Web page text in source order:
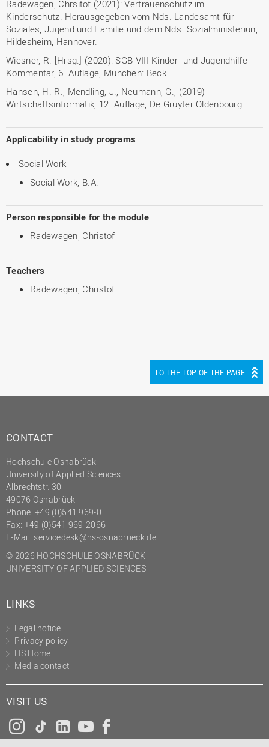
Radewagen, Chrsitof (2021): Vertrauenschutz im
Kinderschutz. Herausgegeben vom Nds. Landesamt für
Soziales, Jugend und Familie und dem Nds. Sozialministeriun,
Hildesheim, Hannover.
Wiesner, R. [Hrsg.] (2020): SGB VIII Kinder- und Jugendhilfe
Kommentar, 6. Auflage, München: Beck
Hansen, H. R., Mendling, J., Neumann, G., (2019)
Wirtschaftsinformatik, 12. Auflage, De Gruyter Oldenbourg
Applicability in study programs
Social Work
Social Work, B.A.
Person responsible for the module
Radewagen, Christof
Teachers
Radewagen, Christof
TO THE TOP OF THE PAGE
CONTACT
Hochschule Osnabrück
University of Applied Sciences
Albrechtstr. 30
49076 Osnabrück
Phone: +49 (0)541 969-0
Fax: +49 (0)541 969-2066
E-Mail: servicedesk@hs-osnabrueck.de
© 2026 HOCHSCHULE OSNABRÜCK
UNIVERSITY OF APPLIED SCIENCES
LINKS
Legal notice
Privacy policy
HS Home
Media contact
VISIT US
Instagram
Tiktok
LinkedInYouTube